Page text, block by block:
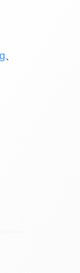
、